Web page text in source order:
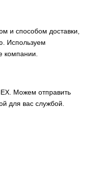
и способом доставки,
Используем
компании.
Можем отправить
для вас службой.